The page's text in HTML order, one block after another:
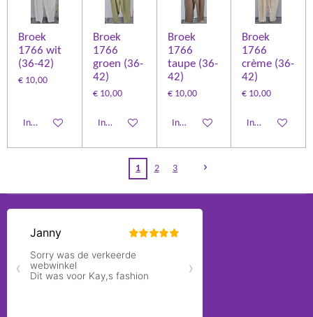
Broek
1766 wit
(36-42)
€ 10,00
In winkelwagen
Broek
1766
groen (36-
42)
€ 10,00
In winkelwagen
Broek
1766
taupe (36-
42)
€ 10,00
In winkelwagen
Broek
1766
crème (36-
42)
€ 10,00
In winkelwagen
1 2 3